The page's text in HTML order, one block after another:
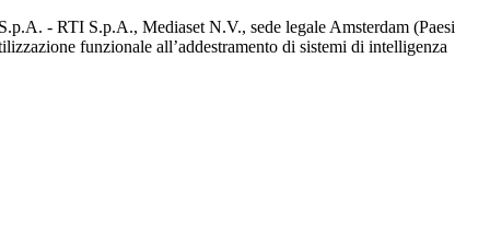
- RTI S.p.A., Mediaset N.V., sede legale Amsterdam (Paesi
funzionale all’addestramento di sistemi di intelligenza